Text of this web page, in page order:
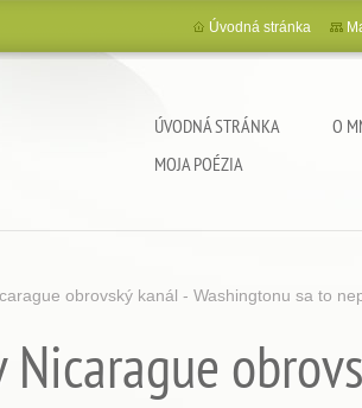
ÚVODNÁ STRÁNKA O
MOJA POÉZIA
Úvodná stránka
obrovský kanál - Washingtonu sa to